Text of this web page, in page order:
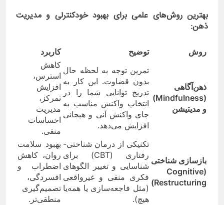
بهترین روش‌های علمی برای بهبود خودکنترلی و مدیریت
ذهن:
روش توضیح کاربرد
ذهن‌آگاهی
(Mindfulness)
و مدیتیشن
تمرین توجه به لحظه حال
بدون قضاوت. این کار به
تدریج توانایی شما را در
انتخاب واکنش مناسب به
جای واکنش آنی و هیجانی
افزایش می‌دهد.
کاهش
استرس،
افزایش
تمرکز،
مدیریت
احساسات
منفی.
بازسازی شناختی
(Cognitive
Restructuring)
تکنیکی از درمان شناختی-
رفتاری (CBT) برای
شناسایی و تغییر الگوهای
فکری منفی و غیرواقعی
(مثل فاجعه‌سازی یا همه‌یا
هیچ).
بهبود سلامت
روان، کاهش
اضطراب و
افسردگی،
تصمیم‌گیری
منطقی‌تر.